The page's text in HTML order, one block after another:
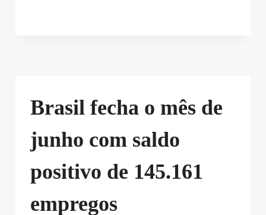
Brasil fecha o mês de
junho com saldo
positivo de 145.161
empregos